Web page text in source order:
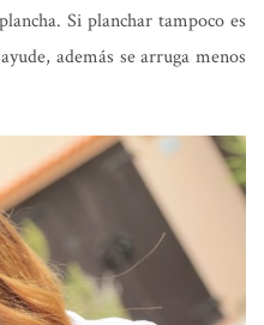
Si planchar tampoco es
además se arruga menos